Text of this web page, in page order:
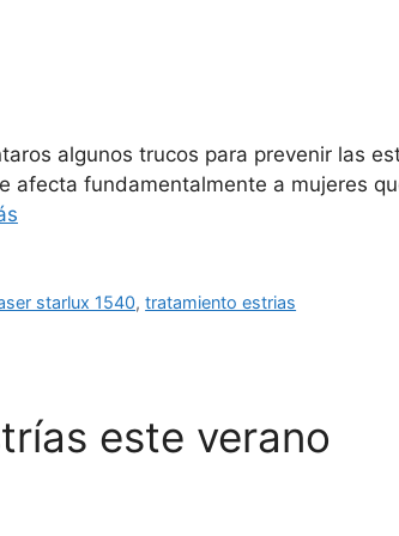
algunos trucos para prevenir las
afecta fundamentalmente a mujeres
starlux 1540,tratamiento estrias
este verano